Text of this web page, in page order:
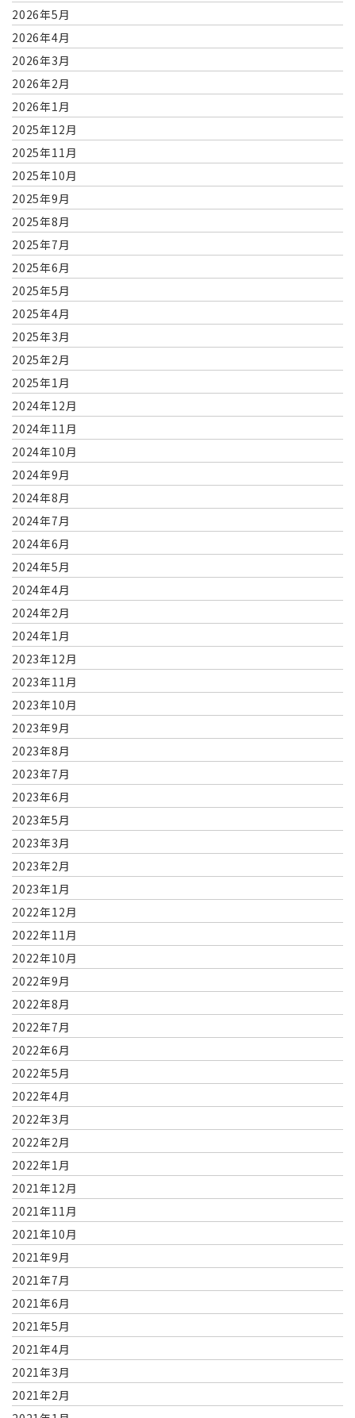
2026年5月
2026年4月
2026年3月
2026年2月
2026年1月
2025年12月
2025年11月
2025年10月
2025年9月
2025年8月
2025年7月
2025年6月
2025年5月
2025年4月
2025年3月
2025年2月
2025年1月
2024年12月
2024年11月
2024年10月
2024年9月
2024年8月
2024年7月
2024年6月
2024年5月
2024年4月
2024年2月
2024年1月
2023年12月
2023年11月
2023年10月
2023年9月
2023年8月
2023年7月
2023年6月
2023年5月
2023年3月
2023年2月
2023年1月
2022年12月
2022年11月
2022年10月
2022年9月
2022年8月
2022年7月
2022年6月
2022年5月
2022年4月
2022年3月
2022年2月
2022年1月
2021年12月
2021年11月
2021年10月
2021年9月
2021年7月
2021年6月
2021年5月
2021年4月
2021年3月
2021年2月